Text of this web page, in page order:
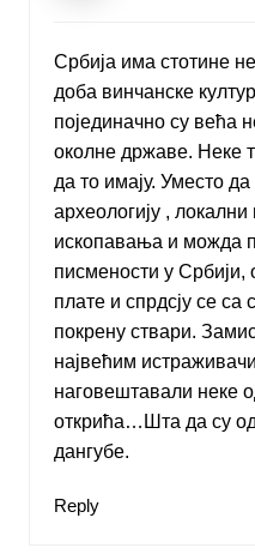
Србија има стотине
доба винчанске
појединачно су већа
околне државе. Неке
да то имају. Уместо
археологију , локални
ископавања и можда
писмености у Србији,
плате и спрдсју се са
покрену ствари.
највећим
наговештавали неке
открића…Шта да су
дангубе.
Reply